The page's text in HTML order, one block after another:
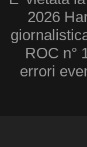
2026
ROC n°
errori